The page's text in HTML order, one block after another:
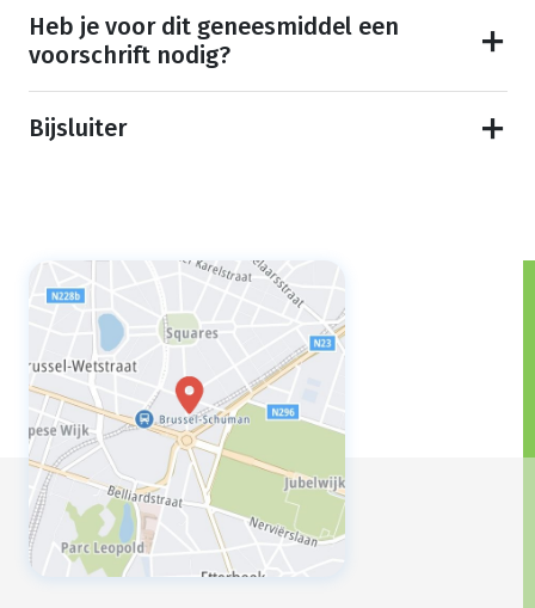
Heb je voor dit geneesmiddel een
voorschrift nodig?
Bijsluiter